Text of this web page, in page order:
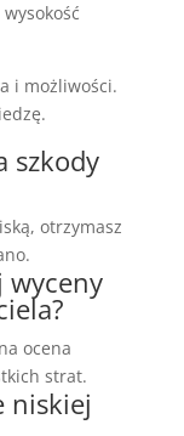
i możliwości.
szkody
otrzymasz
wyceny
ocena
strat.
niskiej